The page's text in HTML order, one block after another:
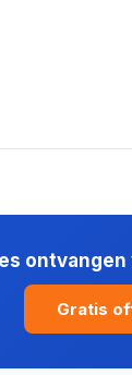
ontvangen
Gratis